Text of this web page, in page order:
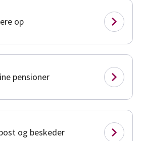
op
pensioner
og beskeder